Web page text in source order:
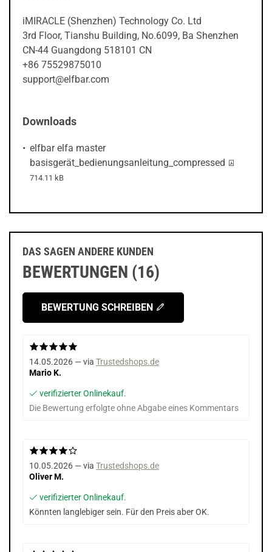
iMIRACLE (Shenzhen) Technology Co. Ltd
3rd Floor, Tianshu Building, No.6099, Ba Shenzhen
CN-44 Guangdong 518101 CN
+86 75529875010
support@elfbar.com
Downloads
elfbar elfa master
basisgerät_bedienungsanleitung_compressed
714.11 kB
DAS SAGEN ANDERE KUNDEN
BEWERTUNGEN (16)
BEWERTUNG SCHREIBEN
14.05.2026 — via Trustedshops.de
Mario K.
verifizierter Onlinekauf.
Die Bewertung erfolgte ohne Abgabe eines Kommentars
10.05.2026 — via Trustedshops.de
Oliver M.
verifizierter Onlinekauf.
Könnten langlebiger sein. Für den Preis aber OK.